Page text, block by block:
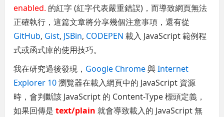
enabled. 的紅字 (紅字代表嚴重錯誤)，而導致網頁無法
正確執行，這篇文章將分享幾個注意事項，還有從
GitHub, Gist, JSBin, CODEPEN 載入 JavaScript 範例程
式或函式庫的使用技巧。
我在研究過後發現， Google Chrome與Internet
Explorer 10瀏覽器在載入網頁中的 JavaScript 資源
時，會判斷該 JavaScript 的 Content-Type 標頭定義，
如果回傳是text/plain 就會導致載入的 JavaScript 無